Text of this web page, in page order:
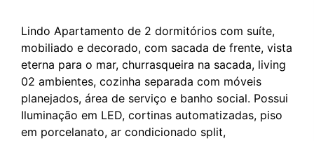
Lindo Apartamento de 2 dormitórios com suíte,
mobiliado e decorado, com sacada de frente, vista
eterna para o mar, churrasqueira na sacada, living
02 ambientes, cozinha separada com móveis
planejados, área de serviço e banho social. Possui
Iluminação em LED, cortinas automatizadas, piso
em porcelanato, ar condicionado split,